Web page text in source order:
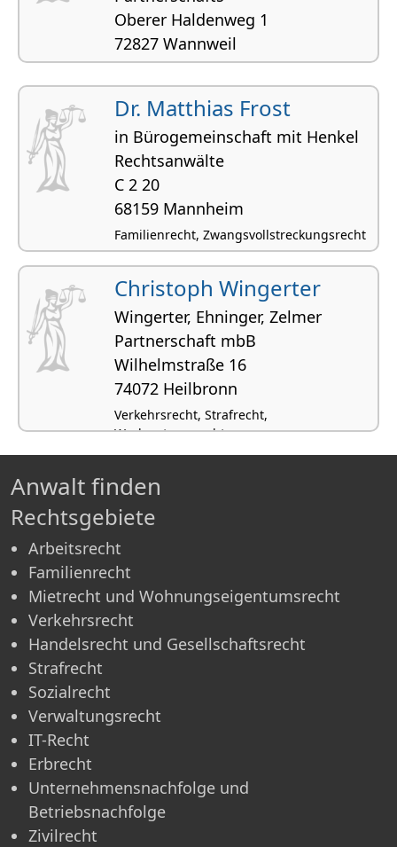
Oberer Haldenweg 1
72827 Wannweil
Dr. Matthias Frost
in Bürogemeinschaft mit Henkel
Rechtsanwälte
C 2 20
68159 Mannheim
Familienrecht, Zwangsvollstreckungsrecht
Christoph Wingerter
Wingerter, Ehninger, Zelmer
Partnerschaft mbB
Wilhelmstraße 16
74072 Heilbronn
Verkehrsrecht, Strafrecht,
Werkvertragsrecht
Anwalt finden
Rechtsgebiete
Arbeitsrecht
Familienrecht
Mietrecht und Wohnungseigentumsrecht
Verkehrsrecht
Handelsrecht und Gesellschaftsrecht
Strafrecht
Sozialrecht
Verwaltungsrecht
IT-Recht
Erbrecht
Unternehmensnachfolge und
Betriebsnachfolge
Zivilrecht